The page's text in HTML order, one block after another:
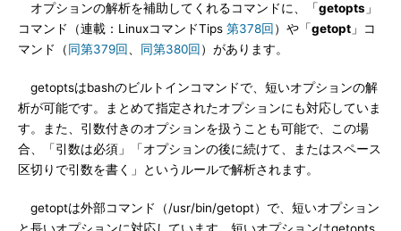
オプションの解析を補助してくれるコマンドに、「getopts 」
コマンド（連載：LinuxコマンドTips 第378回 ）や「getopt 」コ
マンド（同第379回 同第380回 ）があります。
getoptsはbashのビルトインコマンドで、短いオプションの解
析が可能です。まとめて指定されたオプションにも対応していま
す。また、引数付きのオプションを扱うことも可能で、この場
合、「引数は必須」「オプションの後に続けて、またはスペース
区切りで引数を書く」というルールで解析されます。
getoptは外部コマンド（/usr/bin/getopt）で、短いオプション